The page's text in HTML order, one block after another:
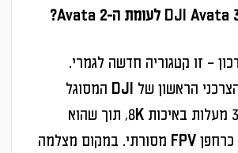
– זו קטגוריה חדשה לגמרי.
מדובר ברחפן הצרכני הראשון של DJI המסוגל
לצלם וידאו 360 מעלות באיכות 8K, תוך שהוא
ממשיך לתפקד כרחפן FPV מסורתי. במקום מצלמה